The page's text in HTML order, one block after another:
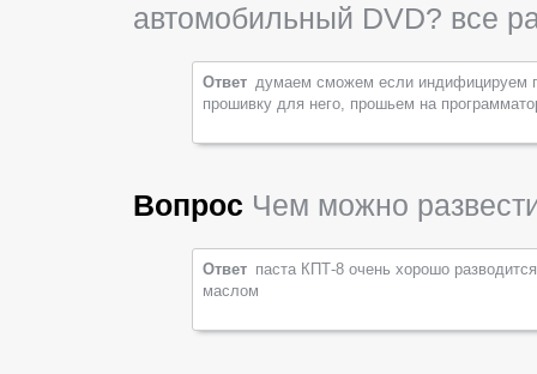
автомобильный DVD? все
Ответ думаем сможем если индифицируем
прошивку для него, прошьем на
Вопрос Чем можно
Ответ паста КПТ-8 очень хорошо
маслом